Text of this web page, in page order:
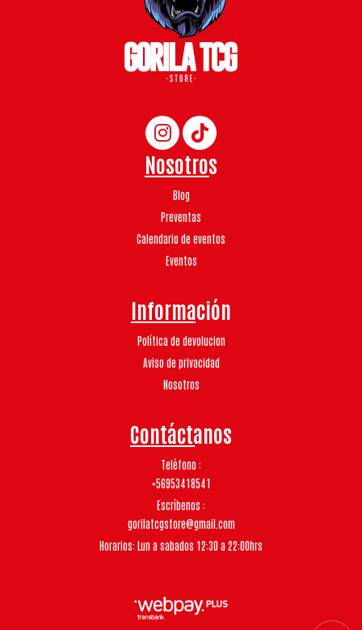
Nosotros
Blog
Preventas
Calendario de eventos
Eventos
Información
Política de devolucion
Aviso de privacidad
Nosotros
Contáctanos
Teléfono
+56953418541
Escríbenos
gorilatcgstore@gmail.com
Horarios: Lun a sabados 12:30 a 22:00hrs